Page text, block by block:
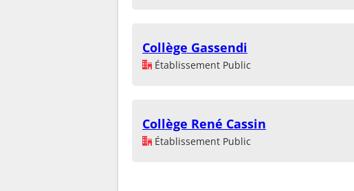
Collège Gassendi
Établissement Public
Collège René Cassin
Établissement Public